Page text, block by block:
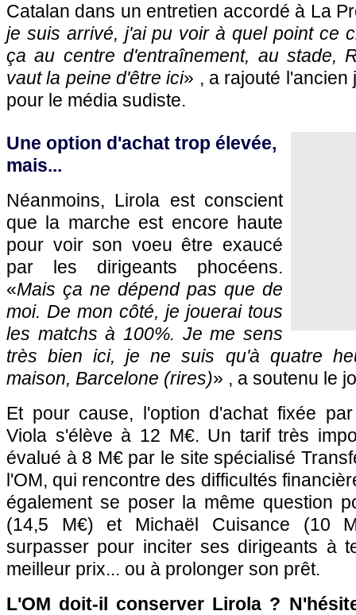
Catalan dans un entretien accordé à La
je suis arrivé, j'ai pu voir à quel point ce
ça au centre d'entraînement, au stade,
vaut la peine d'être ici» , a rajouté
pour le média sudiste.
Une option d'achat trop élevée,
mais...
Néanmoins, Lirola est conscient
que la marche est encore haute
pour voir son voeu être exaucé
par les dirigeants phocéens.
«Mais ça ne dépend pas que de
moi. De mon côté, je jouerai tous
les matchs à 100%. Je me sens
très bien ici, je ne suis qu'à quatre
maison, Barcelone (rires)» , a soutenu le
Et pour cause, l'option d'achat fixée
Viola s'élève à 12 M€. Un tarif très
évalué à 8 M€ par le site spécialisé
l'OM, qui rencontre des difficultés
également se poser la même question
(14,5 M€) et Michaël Cuisance (10
surpasser pour inciter ses dirigeants à
meilleur prix... ou à prolonger son prêt.
L'OM doit-il conserver Lirola ?